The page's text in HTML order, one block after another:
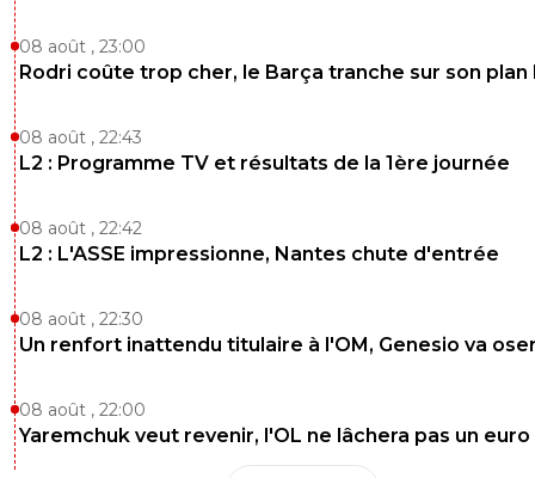
08 août , 23:00
Rodri coûte trop cher, le Barça tranche sur son plan
08 août , 22:43
L2 : Programme TV et résultats de la 1ère journée
08 août , 22:42
L2 : L'ASSE impressionne, Nantes chute d'entrée
08 août , 22:30
Un renfort inattendu titulaire à l'OM, Genesio va
08 août , 22:00
Yaremchuk veut revenir, l'OL ne lâchera pas un euro